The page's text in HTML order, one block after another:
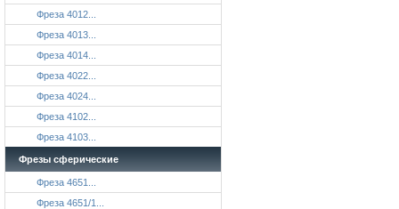
Фреза 4012...
Фреза 4013...
Фреза 4014...
Фреза 4022...
Фреза 4024...
Фреза 4102...
Фреза 4103...
Фрезы сферические
Фреза 4651...
Фреза 4651/1...